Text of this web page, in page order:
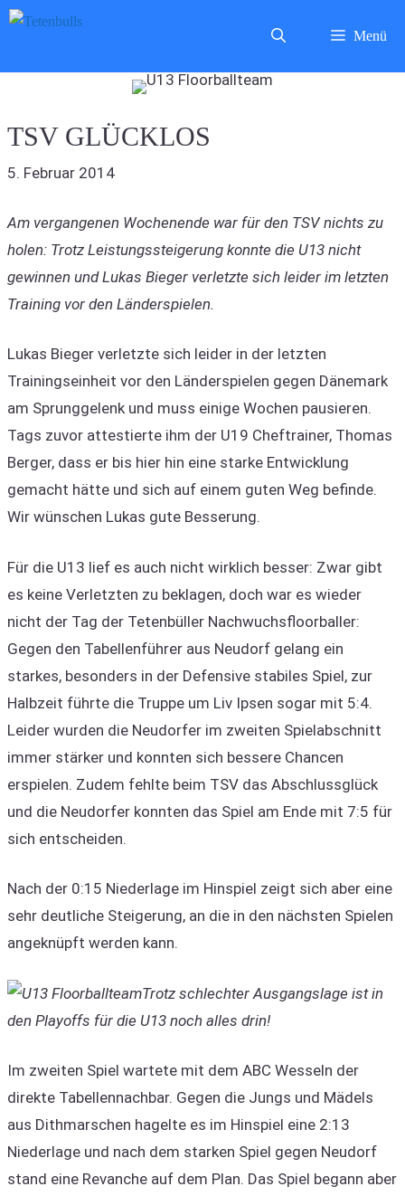
Zum
Menü
TSV GLÜCKLOS
5. Februar 2014
Am vergangenen Wochenende war für den TSV nichts zu
holen: Trotz Leistungssteigerung konnte die U13 nicht
gewinnen und Lukas Bieger verletzte sich leider im letzten
Training vor den Länderspielen.
Lukas Bieger verletzte sich leider in der letzten
Trainingseinheit vor den Länderspielen gegen Dänemark
am Sprunggelenk und muss einige Wochen pausieren.
Tags zuvor attestierte ihm der U19 Cheftrainer, Thomas
Berger, dass er bis hier hin eine starke Entwicklung
gemacht hätte und sich auf einem guten Weg befinde.
Wir wünschen Lukas gute Besserung.
Für die U13 lief es auch nicht wirklich besser: Zwar gibt
es keine Verletzten zu beklagen, doch war es wieder
nicht der Tag der Tetenbüller Nachwuchsfloorballer:
Gegen den Tabellenführer aus Neudorf gelang ein
starkes, besonders in der Defensive stabiles Spiel, zur
Halbzeit führte die Truppe um Liv Ipsen sogar mit 5:4.
Leider wurden die Neudorfer im zweiten Spielabschnitt
immer stärker und konnten sich bessere Chancen
erspielen. Zudem fehlte beim TSV das Abschlussglück
und die Neudorfer konnten das Spiel am Ende mit 7:5 für
sich entscheiden.
Nach der 0:15 Niederlage im Hinspiel zeigt sich aber eine
sehr deutliche Steigerung, an die in den nächsten Spielen
angeknüpft werden kann.
Trotz schlechter Ausgangslage ist in
den Playoffs für die U13 noch alles drin!
Im zweiten Spiel wartete mit dem ABC Wesseln der
direkte Tabellennachbar. Gegen die Jungs und Mädels
aus Dithmarschen hagelte es im Hinspiel eine 2:13
Niederlage und nach dem starken Spiel gegen Neudorf
stand eine Revanche auf dem Plan. Das Spiel begann aber